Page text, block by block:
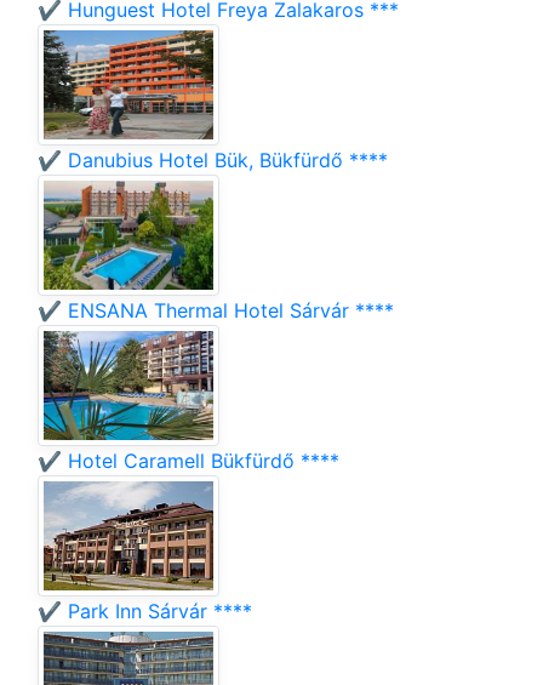
✔️ Hunguest Hotel Freya Zalakaros ***
✔️ Danubius Hotel Bük, Bükfürdő ****
✔️ ENSANA Thermal Hotel Sárvár ****
✔️ Hotel Caramell Bükfürdő ****
✔️ Park Inn Sárvár ****